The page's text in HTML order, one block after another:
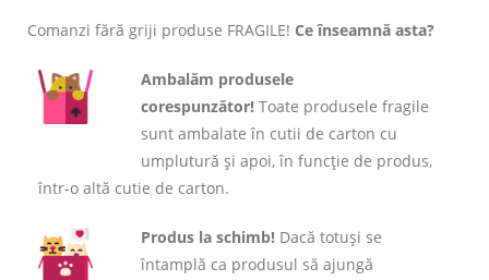
Comanzi fără griji produse FRAGILE! Ce înseamnă asta?
Ambalăm produsele
corespunzător! Toate produsele fragile
sunt ambalate în cutii de carton cu
umplutură și apoi, în funcție de produs,
într-o altă cutie de carton.
Produs la schimb! Dacă totuși se
întamplă ca produsul să ajungă